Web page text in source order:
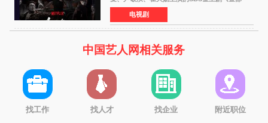
长》持续席卷全球，收获海内外观众热烈反
响。 15日，据Netflix官方排行榜网站Tudum
公布的数据，SBS金土剧《
电视剧
中国艺人网相关服务
找工作 找人才 找企业 附近职位